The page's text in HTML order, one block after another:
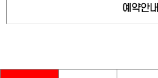
예약안내